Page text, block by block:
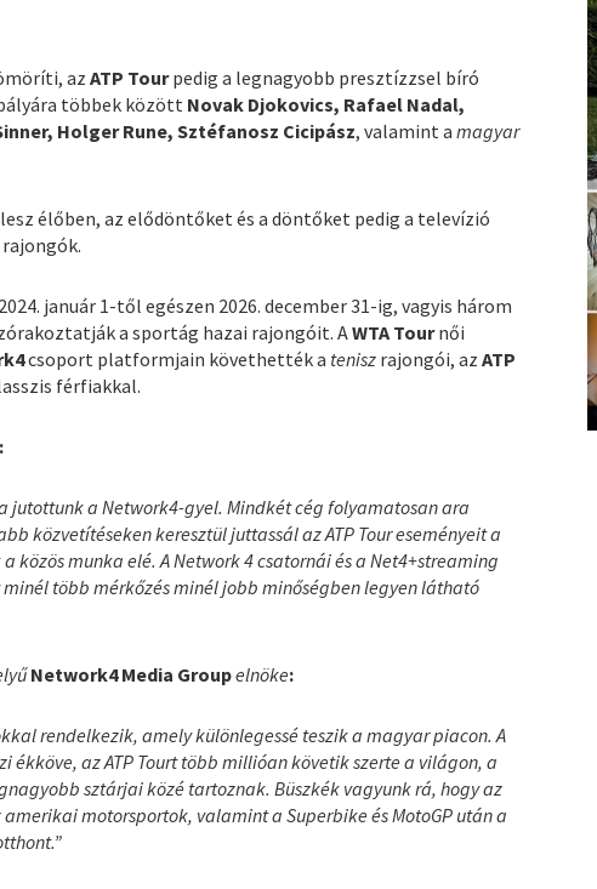
azATP Tourpedig a legnagyobb presztízzsel bíró
többek között Novak Djokovics, Rafael Nadal,
Holger Rune, Sztéfanosz Cicipász, valamint amagyar
élőben, az elődöntőket és a döntőket pedig a televízió
rajongók.
január 1-től egészen 2026. december 31-ig, vagyis három
a sportág hazai rajongóit. AWTA Tournői
csoport platformjain követhették a tenisz rajongói, azATP
férfiakkal.
:
a Network4-gyel. Mindkét cég folyamatosan ara
közvetítéseken keresztül juttassál az ATP Tour eseményeit a
közös munka elé. A Network 4 csatornái és a Net4+streaming
több mérkőzés minél jobb minőségben legyen látható
Network4 Media Groupelnöke:
rendelkezik, amely különlegessé teszik a magyar piacon. A
az ATP Tourt több millióan követik szerte a világon, a
sztárjai közé tartoznak. Büszkék vagyunk rá, hogy az
motorsportok, valamint a Superbike és MotoGP után a